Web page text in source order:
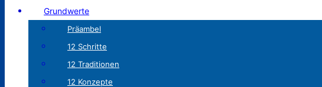
Grundwerte
Präambel
12 Schritte
12 Traditionen
12 Konzepte